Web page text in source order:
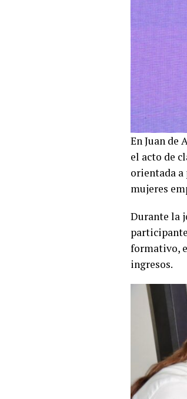
En Juan de
el acto de
orientada
mujeres
Durante la
formativo,
ingresos.